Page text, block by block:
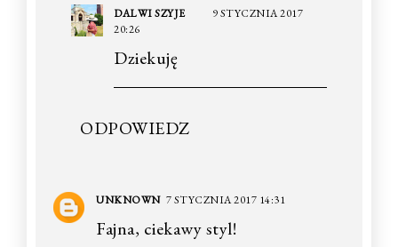
DALWI SZYJE
9 STYCZNIA 2017
20:26
Dziekuję
ODPOWIEDZ
UNKNOWN 7 STYCZNIA 2017 14:31
Fajna, ciekawy styl!